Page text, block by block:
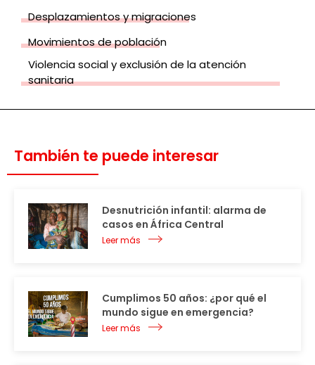
Desplazamientos y migraciones
Movimientos de población
Violencia social y exclusión de la atención
sanitaria
También te puede interesar
Desnutrición infantil: alarma de
casos en África Central
Leer más
Cumplimos 50 años: ¿por qué el
mundo sigue en emergencia?
Leer más